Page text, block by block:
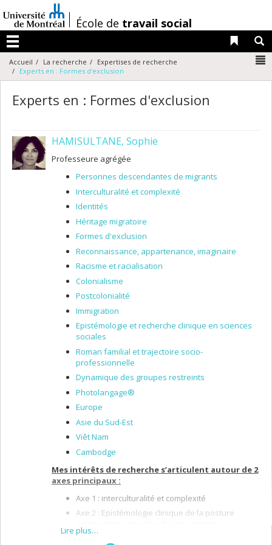
au
contenu
/École de travail social
Menu
Liens
Accueil La recherche
Expertises de recherche
Experts en : Formes d'exclusion
Experts en : Formes d'exclusion
HAMISULTANE, Sophie
Professeure agrégée
Personnes descendantes de migrants
Interculturalité et complexité
Identités
Héritage migratoire
Formes d'exclusion
Reconnaissance, appartenance, imaginaire
Racisme et racialisation
Colonialisme
Postcolonialité
Immigration
Epistémologie et recherche clinique en sciences
sociales
Roman familial et trajectoire socio-
professionnelle
Dynamique des groupes restreints
Photolangage®
Europe
Asie du Sud-Est
Viêt Nam
Cambodge
Mes intérêts de recherche s’articulent autour de 2
axes principaux :
Axe 1 : interculturalité et complexité
Axe 2 : Epistémologie clinique de la posture
d’interculturalité.
Lire plus…